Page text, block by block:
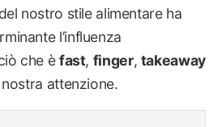
nostro stile alimentare ha
l’influenza
che èfast, finger, takeaway
attenzione.